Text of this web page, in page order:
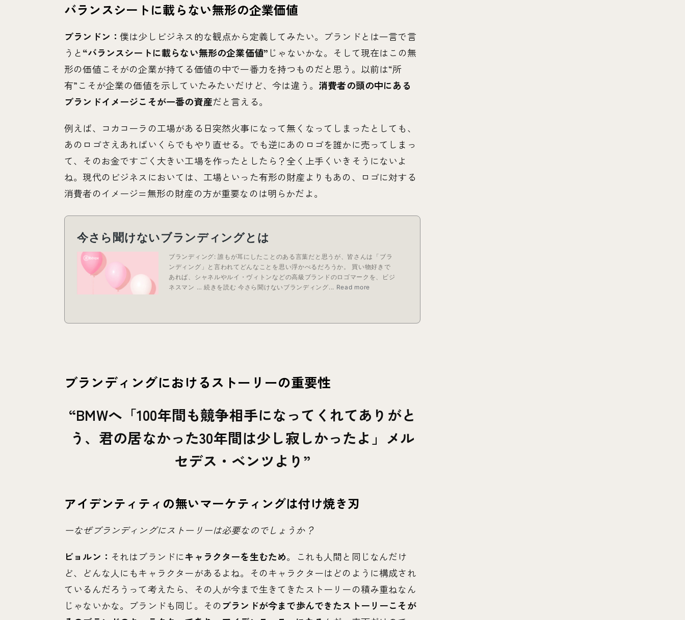
バランスシートに載らない無形の企業価値
ブランドン：僕は少しビジネス的な観点から定義してみたい。ブランドとは一言で言
うと“バランスシートに載らない無形の企業価値” じゃないかな。そして現在はこの無
形の価値こそがの企業が持てる価値の中で一番力を持つものだと思う。以前は“所
有”こそが企業の価値を示していたみたいだけど、今は違う。 消費者の頭の中にある
ブランドイメージこそが一番の資産だと言える。
例えば、コカコーラの工場がある日突然火事になって無くなってしまったとしても、
あのロゴさえあればいくらでもやり直せる。でも逆にあのロゴを誰かに売ってしまっ
て、そのお金ですごく大きい工場を作ったとしたら？全く上手くいきそうにないよ
ね。現代のビジネスにおいては、工場といった有形の財産よりもあの、ロゴに対する
消費者のイメージ=無形の財産の方が重要なのは明らかだよ。
ブランディングにおけるストーリーの重要性
BMWへ 「100年間も競争相手になってくれてありがと
う、君の居なかった30年間は少し寂しかったよ」メル
セデス・ベンツより
アイデンティティの無いマーケティングは付け焼き刃
ーなぜブランディングにストーリーは必要なのでしょうか？
ビョルン： それはブランドにキャラクターを生むため。これも人間と同じなんだけ
ど、どんな人にもキャラクターがあるよね。そのキャラクターはどのように構成され
ているんだろうって考えたら、その人が今まで生きてきたストーリーの積み重ねなん
じゃないかな。ブランドも同じ。そのブランドが今まで歩んできたストーリーこそが